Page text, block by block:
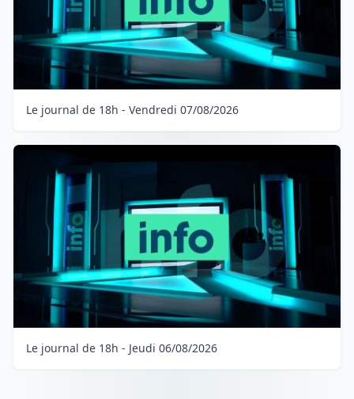
Le journal de 18h - Vendredi 07/08/2026
Le journal de 18h - Jeudi 06/08/2026